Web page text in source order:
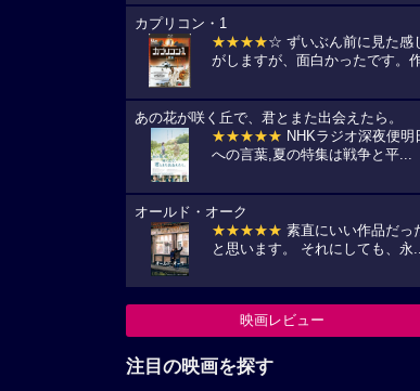
カプリコン・1
★★★★☆ ずいぶん前に見た感
がしますが、面白かったです。
あの花が咲く丘で、君とまた出会えたら。
★★★★★ NHKラジオ深夜便明
への言葉,夏の特集は戦争と平...
オールド・オーク
★★★★★ 素直にいい作品だっ
と思います。 それにしても、永
映画レビュー
注目の映画を探す